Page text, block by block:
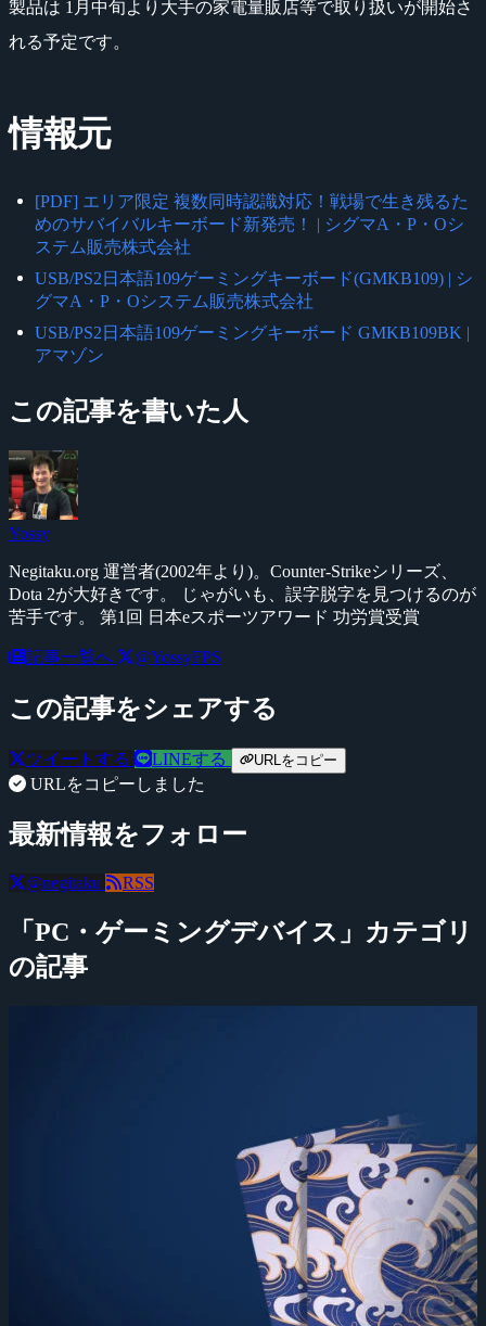
製品は 1月中旬より大手の家電量販店等で取り扱いが開始さ
れる予定です。
情報元
[PDF] エリア限定 複数同時認識対応！戦場で生き残るた
めのサバイバルキーボード新発売！ | シグマA・P・Oシ
ステム販売株式会社
USB/PS2日本語109ゲーミングキーボード(GMKB109) | シ
グマA・P・Oシステム販売株式会社
USB/PS2日本語109ゲーミングキーボード GMKB109BK |
アマゾン
この記事を書いた人
Yossy
Negitaku.org 運営者(2002年より)。Counter-Strikeシリーズ、
Dota 2が大好きです。 じゃがいも、誤字脱字を見つけるのが
苦手です。 第1回 日本eスポーツアワード 功労賞受賞
記事一覧へ @YossyFPS
この記事をシェアする
ツイートする LINEする URLをコピー
URLをコピーしました
最新情報をフォロー
@negitaku RSS
「PC・ゲーミングデバイス」カテゴリ
の記事